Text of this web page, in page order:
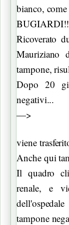
bianco,
Ricoverato
Mauriziano
tampone,
Dopo 20
negativi...
—>
viene
Anche qui
Il quadro
renale, e
tampone